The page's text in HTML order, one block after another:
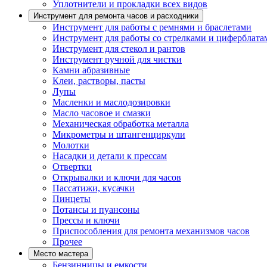
Уплотнители и прокладки всех видов
Инструмент для ремонта часов и расходники
Инструмент для работы с ремнями и браслетами
Инструмент для работы со стрелками и
Инструмент для стекол и рантов
Инструмент ручной для чистки
Камни абразивные
Клеи, растворы, пасты
Лупы
Масленки и маслодозировки
Масло часовое и смазки
Механическая обработка металла
Микрометры и штангенциркули
Молотки
Насадки и детали к прессам
Отвертки
Открывалки и ключи для часов
Пассатижи, кусачки
Пинцеты
Потансы и пуансоны
Прессы и ключи
Приспособления для ремонта механизмов часов
Прочее
Место мастера
Бензинницы и емкости